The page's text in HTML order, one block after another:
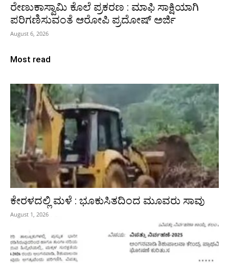
ರೇಣುಕಾಸ್ವಾಮಿ ಕೊಲೆ ಪ್ರಕರಣ : ಮಾಫಿ ಸಾಕ್ಷಿಯಾಗಿ
ಪರಿಗಣಿಸುವಂತೆ ಆರೋಪಿ ಪ್ರದೋಷ್‌ ಅರ್ಜಿ
August 6, 2026
Most read
ಕೇರಳದಲ್ಲಿ ಮಳೆ : ಭೂಕುಸಿತದಿಂದ ಮೂವರು ಸಾವು
August 1, 2026